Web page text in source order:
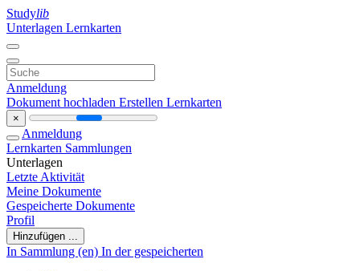
Studylib
Unterlagen Lernkarten
Anmeldung
Dokument hochladen Erstellen Lernkarten
×
Anmeldung
Lernkarten Sammlungen
Unterlagen
Letzte Aktivität
Meine Dokumente
Gespeicherte Dokumente
Profil
Hinzufügen ...
In Sammlung (en) In der gespeicherten